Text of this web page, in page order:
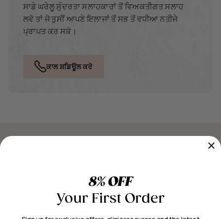
ਸਾਡੇ ਘਰੇਲੂ ਸੁੰਦਰਤਾ ਸਲਾਹਕਾਰਾਂ ਤੋਂ ਵਿਅਕਤੀਗਤ ਸਲਾਹ
ਲਵੋ ਤਾਂ ਜੋ ਤੁਸੀਂ ਆਪਣੇ ਇਲਾਜਾਂ ਤੋਂ ਸਭ ਤੋਂ ਵਧੀਆ ਨਤੀਜੇ
ਪ੍ਰਾਪਤ ਕਰ ਸਕੋ।
ਕਾਲ ਸ਼ਡਿਊਲ ਕਰੋ
ਅੱਜ ਹੀ Dr. Pen ਮੈਲਿੰਗ ਲਿਸਟ ਵਿੱਚ ਸ਼ਾਮਲ ਹੋਵੋ ਅਤੇ ਸਾਰੇ ਤਾਜ਼ਾ ਖ਼ਬਰਾਂ ਅਤੇ
ਆਪਣੇ ਪਹਿਲੇ ਆਰਡਰ 'ਤੇ ਇੱਕ ਵਿਸ਼ੇਸ਼ ਡੀਲ ਪ੍ਰਾਪਤ ਕਰਨ ਲਈ ਸਬਸਕ੍ਰਾਈਬ
8% OFF
Your First Order